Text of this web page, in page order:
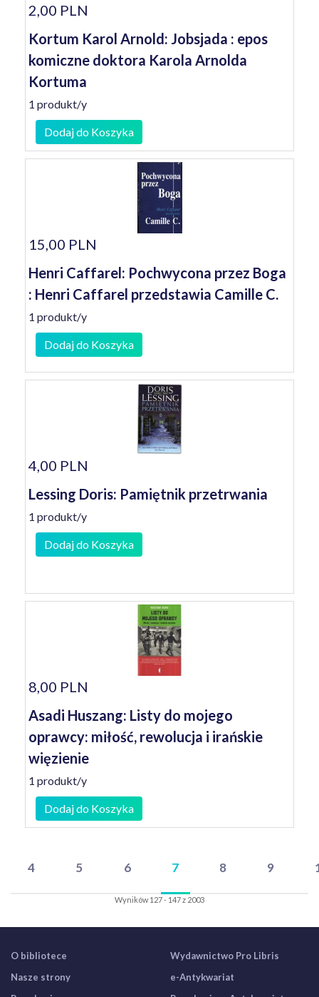
2,00 PLN
Kortum Karol Arnold: Jobsjada : epos
komiczne doktora Karola Arnolda
Kortuma
1 produkt/y
Dodaj do Koszyka
15,00 PLN
Henri Caffarel: Pochwycona przez Boga
: Henri Caffarel przedstawia Camille C.
1 produkt/y
Dodaj do Koszyka
4,00 PLN
Lessing Doris: Pamiętnik przetrwania
1 produkt/y
Dodaj do Koszyka
8,00 PLN
Asadi Huszang: Listy do mojego
oprawcy: miłość, rewolucja i irańskie
więzienie
1 produkt/y
Dodaj do Koszyka
4 5 6 7 8 9
Wyników 127 - 147 z 2003
O bibliotece
Nasze strony
Wydawnictwo Pro Libris
e-Antykwariat